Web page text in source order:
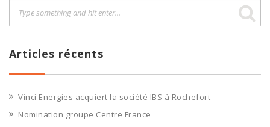
Articles récents
Vinci Energies acquiert la société IBS à Rochefort
Nomination groupe Centre France